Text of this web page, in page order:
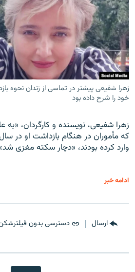
زهرا شفیعی پیشتر در تماسی از زندان نحوه
خود را شرح داده بود
زهرا شفیعی، نویسنده و کارگردان،
وارد کرده بودند، «دچار سکته مغزی
ادامه خبر
ارسال دسترسی بدون